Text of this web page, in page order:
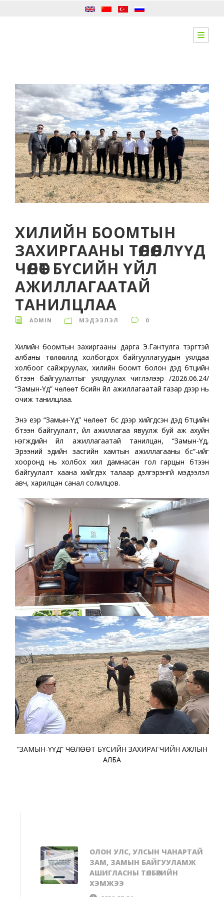
ХИЛИЙН БООМТЫН
ЗАХИРГААНЫ ТӨЛӨӨЛЛҮҮД
ЧӨЛӨӨТ БҮСИЙН ҮЙЛ
АЖИЛЛАГААТАЙ
ТАНИЛЦЛАА
ADMIN МЭДЭЭЛЭЛ 0
Хилийн боомтын захиргааны дарга Э.Гантулга тэргүүтэй
албаны төлөөллүүд холбогдох байгууллагуудын уялдаа
холбоог сайжруулах, хилийн боомт болон дэд бүтцийн
бүтээн байгуулалтыг уялдуулах чиглэлээр /2026.06.24/
“Замын-Үүд” чөлөөт бүсийн үйл ажиллагаатай газар дээр нь
очиж танилцлаа.
Энэ үеэр “Замын-Үүд” чөлөөт бүс дээр хийгдсэн дэд бүтцийн
бүтээн байгуулалт, үйл ажиллагаа явуулж буй аж ахуйн
нэгжүүдийн үйл ажиллагаатай танилцан, “Замын-Үүд,
Эрээний эдийн засгийн хамтын ажиллагааны бүс”-ийг
хооронд нь холбох хил дамнасан гол гарцын бүтээн
байгуулалт хаана хийгдэх талаар дэлгэрэнгүй мэдээлэл
авч, харилцан санал солилцов.
“ЗАМЫН-ҮҮД” ЧӨЛӨӨТ БҮСИЙН ЗАХИРАГЧИЙН АЖЛЫН
АЛБА
ОЛОН УЛС, УЛСЫН ЧАНАРТАЙ
ЗАМ, ЗАМЫН БАЙГУУЛАМЖ
АШИГЛАСНЫ ТӨЛБӨРИЙН
ХЭМЖЭЭ